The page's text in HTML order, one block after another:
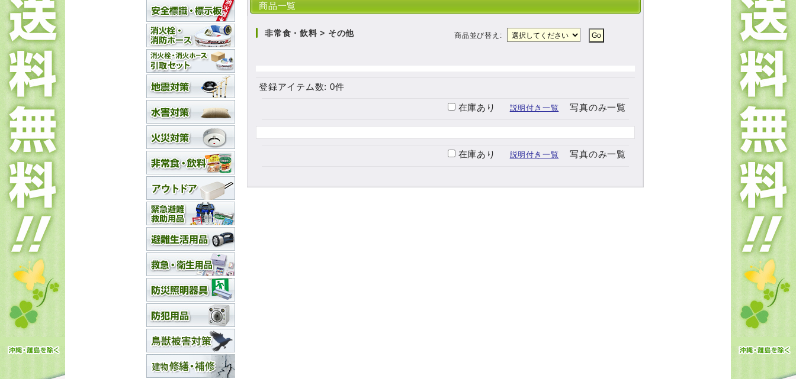
商品一覧
非常食・飲料 > その他 商品並び替え :
登録アイテム数: 0件
在庫あり 説明付き一覧 写真のみ一覧
在庫あり 説明付き一覧 写真のみ一覧